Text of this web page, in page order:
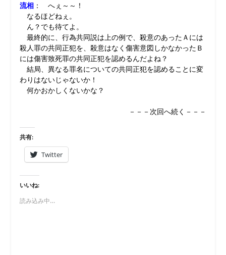
流相： へぇ～～！
なるほどねぇ。
ん？でも待てよ。
最終的に、行為共同説は上の例で、殺意のあったＡには
殺人罪の共同正犯を、殺意はなく傷害意図しかなかったＢ
には傷害致死罪の共同正犯を認めるんだよね？
結局、異なる罪名についての共同正犯を認めることに変
わりはないじゃないか！
何かおかしくないかな？
－－－次回へ続く－－－
共有:
Twitter
いいね:
読み込み中…